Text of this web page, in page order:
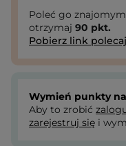
Poleć go
otrzymaj 90 pkt.
Pobierz link
Wymień punkty
Aby to zrobić
zarejestruj się i